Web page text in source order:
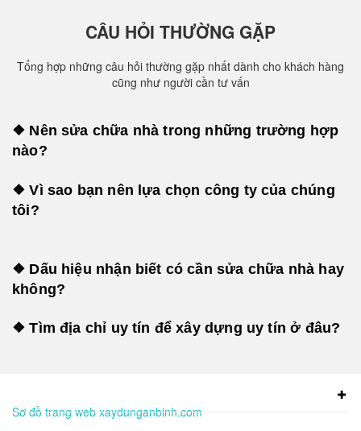
CÂU HỎI THƯỜNG GẶP
Tổng hợp những câu hỏi thường gặp nhất dành cho khách hàng
cũng như người cần tư vấn
❖ Nên sửa chữa nhà trong những trường hợp
nào?
❖ Vì sao bạn nên lựa chọn công ty của chúng
tôi?
❖ Dấu hiệu nhận biết có cần sửa chữa nhà hay
không?
❖ Tìm địa chỉ uy tín để xây dựng uy tín ở đâu?
Sơ đồ trang web xaydunganbinh.com